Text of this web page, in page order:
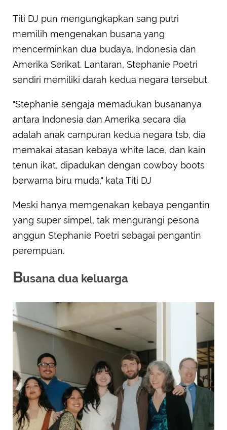
Titi DJ pun mengungkapkan sang putri
memilih mengenakan busana yang
mencerminkan dua budaya, Indonesia dan
Amerika Serikat. Lantaran, Stephanie Poetri
sendiri memiliki darah kedua negara tersebut.
"Stephanie sengaja memadukan busananya
antara Indonesia dan Amerika secara dia
adalah anak campuran kedua negara tsb, dia
memakai atasan kebaya white lace, dan kain
tenun ikat, dipadukan dengan cowboy boots
berwarna biru muda," kata Titi DJ
Meski hanya memgenakan kebaya pengantin
yang super simpel, tak mengurangi pesona
anggun Stephanie Poetri sebagai pengantin
perempuan.
Busana dua keluarga